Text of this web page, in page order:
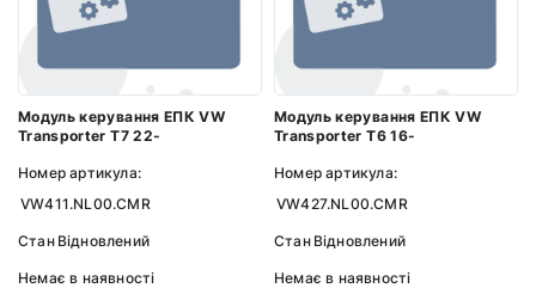
Модуль керування ЕПК VW
Transporter T7 22-
Номер артикула:
VW411.NL00.CMR
Стан Відновлений
Немає в наявності
Модуль керування ЕПК VW
Transporter T6 16-
Номер артикула:
VW427.NL00.CMR
Стан Відновлений
Немає в наявності